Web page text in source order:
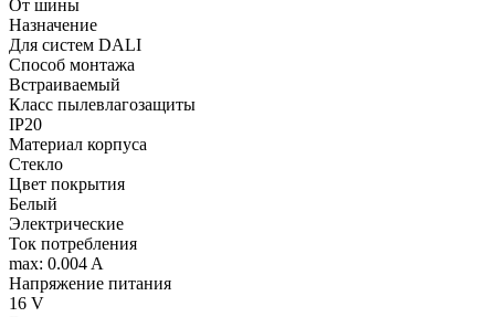
От шины
Назначение
Для систем DALI
Способ монтажа
Встраиваемый
Класс пылевлагозащиты
IP20
Материал корпуса
Стекло
Цвет покрытия
Белый
Электрические
Ток потребления
max: 0.004 A
Напряжение питания
16 V